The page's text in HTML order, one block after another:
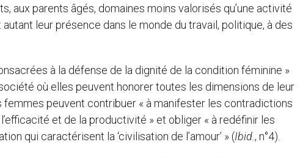
aux parents âgés, domaines moins valorisés qu’une activité
leur présence dans le monde du travail, politique, à des
à la défense de la dignité de la condition féminine »
société où elles peuvent honorer toutes les dimensions de leur
femmes peuvent contribuer « à manifester les contradictions
et de la productivité » et obliger « à redéfinir les
qui caractérisent la ‘civilisation de l’amour’ » (Ibid., n°4).